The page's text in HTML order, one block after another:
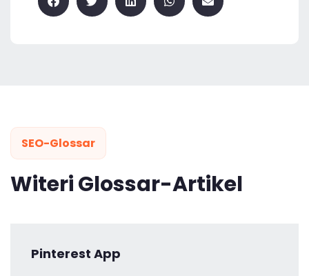
SEO-Glossar
Witeri Glossar-Artikel
Pinterest App